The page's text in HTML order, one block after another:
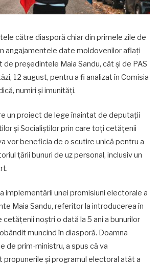
către diasporă chiar din primele zile de
angajamentele date moldovenilor aflați
președintele Maia Sandu, cât și de PAS
12 august, pentru a fi analizat în Comisia
numiri și imunități.
un proiect de lege înaintat de deputații
și Socialiștilor prin care toți cetățenii
vor beneficia de o scutire unică pentru a
țării bunuri de uz personal, inclusiv un
implementării unei promisiuni electorale a
Maia Sandu, referitor la introducerea în
cetățenii noștri o dată la 5 ani a bunurilor
muncind în diasporă. Doamna
de prim-ministru, a spus că va
și programul electoral atât a